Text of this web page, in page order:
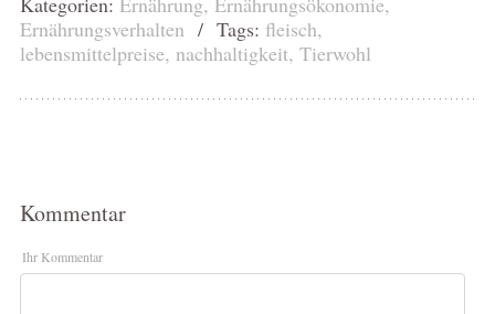
Ernährungsverhalten / Tags: fleisch,
lebensmittelpreise, nachhaltigkeit, Tierwohl
Kommentar
Ihr Kommentar